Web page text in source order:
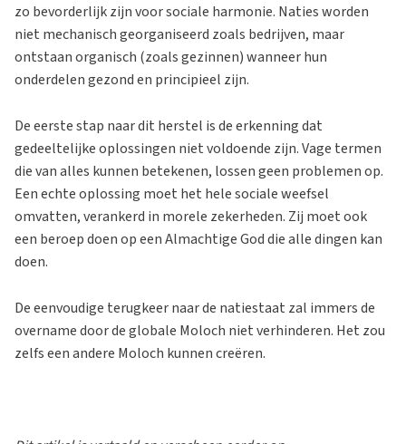
zo bevorderlijk zijn voor sociale harmonie. Naties worden
niet mechanisch georganiseerd zoals bedrijven, maar
ontstaan organisch (zoals gezinnen) wanneer hun
onderdelen gezond en principieel zijn.
De eerste stap naar dit herstel is de erkenning dat
gedeeltelijke oplossingen niet voldoende zijn. Vage termen
die van alles kunnen betekenen, lossen geen problemen op.
Een echte oplossing moet het hele sociale weefsel
omvatten, verankerd in morele zekerheden. Zij moet ook
een beroep doen op een Almachtige God die alle dingen kan
doen.
De eenvoudige terugkeer naar de natiestaat zal immers de
overname door de globale Moloch niet verhinderen. Het zou
zelfs een andere Moloch kunnen creëren.